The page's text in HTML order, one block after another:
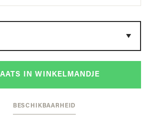
IN WINKELMANDJE
BESCHIKBAARHEID